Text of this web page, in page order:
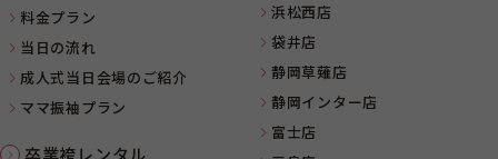
料金プラン
当日の流れ
成人式当日会場のご紹介
ママ振袖プラン
浜松西店
袋井店
静岡草薙店
静岡インター店
富士店